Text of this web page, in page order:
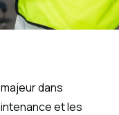
dans
et les